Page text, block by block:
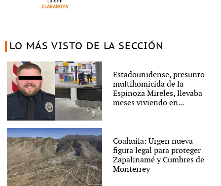
LO MÁS VISTO DE LA SECCIÓN
Estadounidense, presunto
multihomicida de la
Espinoza Mireles, llevaba
meses viviendo en...
Coahuila: Urgen nueva
figura legal para proteger
Zapalinamé y Cumbres de
Monterrey